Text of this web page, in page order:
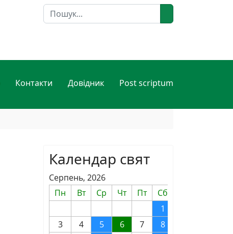
Пошук
Контакти Довідник Post scriptum
Календар свят
Серпень, 2026
Пн
Вт Ср Чт Пт Сб
1
3
4 5 6 7 8